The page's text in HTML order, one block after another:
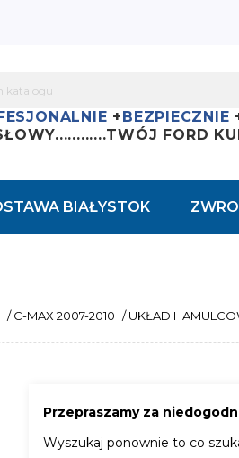
+BEZPIECZNIE
TWÓJ FORD
BIAŁYSTOK
/ C-MAX 2007-2010 / UKŁAD
Przepraszamy za
Wyszukaj ponownie to co